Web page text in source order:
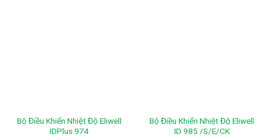
Bộ Điều Khiển Nhiệt Độ Eliwell
IDPlus 974
Bộ Điều Khiển Nhiệt Độ Eliwell
ID 985 /S/E/CK